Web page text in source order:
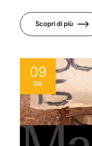
Scopri di più
09
Dic